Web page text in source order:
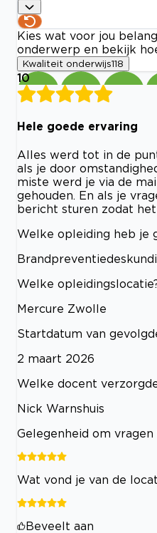
Kies wat voor jou
onderwerp en bekijk
Kwaliteit onderwijs118
10
Hele goede ervaring
Alles werd tot in de
als je door
miste werd je via de
gehouden. En als je
bericht sturen zodat
Welke opleiding heb je
Welke
Mercure Zwolle
Startdatum van
2 maart 2026
Welke docent
Nick Warnshuis
Gelegenheid om
Wat vond je van de
Beveelt aan